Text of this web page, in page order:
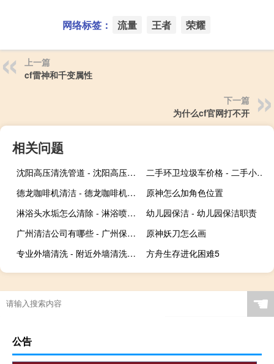
网络标签： 流量 王者 荣耀
上一篇
cf雷神和千变属性
下一篇
为什么cf官网打不开
相关问题
沈阳高压清洗管道 - 沈阳高压清洗管道哪家好
二手环卫垃圾车价格 - 二手小型垃圾车
德龙咖啡机清洁 - 德龙咖啡机清洗教程
原神怎么加角色位置
淋浴头水垢怎么清除 - 淋浴喷头除垢
幼儿园保洁 - 幼儿园保洁职责
广州清洁公司有哪些 - 广州保洁公司有哪些
原神妖刀怎么画
专业外墙清洗 - 附近外墙清洗公司
方舟生存进化困难5
☚
公告